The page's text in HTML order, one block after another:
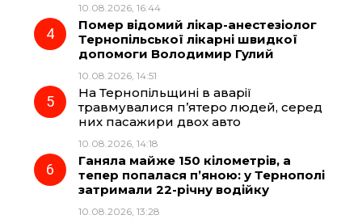
m
10.08.2026, 16:44
Помер відомий лікар-анестезіолог
Тернопільської лікарні швидкої
допомоги Володимир Гулий
10.08.2026, 14:51
На Тернопільщині в аварії
травмувалися п’ятеро людей, серед
них пасажири двох авто
10.08.2026, 14:18
Ганяла майже 150 кілометрів, а
тепер попалася п’яною: у Тернополі
затримали 22-річну водійку
10.08.2026, 13:28